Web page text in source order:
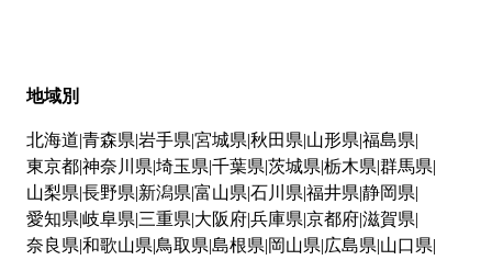
地域別
北海道 青森県 岩手県 宮城県 秋田県 山形県 福島県
東京都神奈川県 埼玉県 千葉県 茨城県 栃木県 群馬県
山梨県 長野県 新潟県 富山県 石川県 福井県 静岡県
愛知県 岐阜県 三重県 大阪府兵庫県 京都府滋賀県
奈良県 和歌山県 鳥取県 島根県 岡山県 広島県 山口県